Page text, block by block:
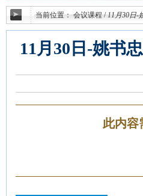
当前位置：会议课程 / 11月30日-
11月30日-姚书
此内容